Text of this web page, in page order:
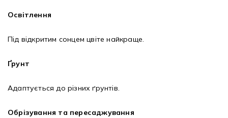
Освітлення
Під відкритим сонцем цвіте найкраще.
Ґрунт
Адаптується до різних ґрунтів.
Обрізування та пересаджування